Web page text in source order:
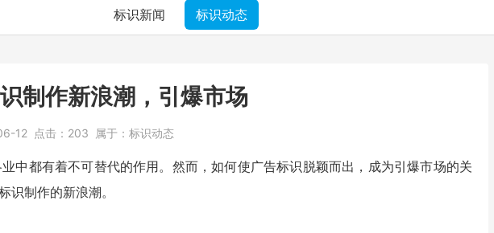
标识新闻 标识动态
制作新浪潮，引爆市场
12 点击： 203 属于： 标识动态
中都有着不可替代的作用。然而，如何使广告标识脱颖而出，成为引爆市场的关
识制作的新浪潮。